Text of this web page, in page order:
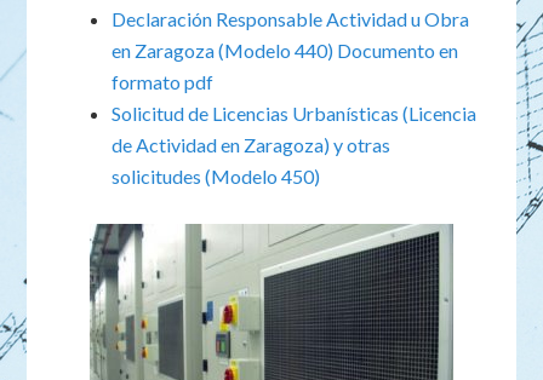
Declaración Responsable Actividad u Obra
en Zaragoza (Modelo 440) Documento en
formato pdf
Solicitud de Licencias Urbanísticas (Licencia
de Actividad en Zaragoza) y otras
solicitudes (Modelo 450)